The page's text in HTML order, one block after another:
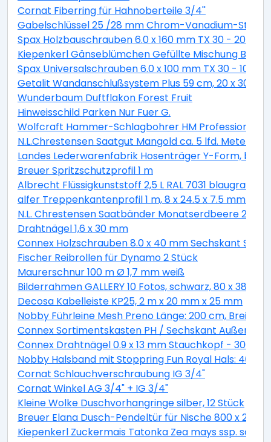
Cornat Fiberring für Hahnoberteile 3/4''
Gabelschlüssel 25 /28 mm Chrom-Vanadium-Stahl
Spax Holzbauschrauben 6.0 x 160 mm TX 30 - 20 Stk.
Kiepenkerl Gänseblümchen Gefüllte Mischung Bellis
Spax Universalschrauben 6.0 x 100 mm TX 30 - 10 Stk.
Getalit Wandanschlußsystem Plus 59 cm, 20 x 30
Wunderbaum Duftflakon Forest Fruit
Hinweisschild Parken Nur Fuer G.
Wolfcraft Hammer-Schlagbohrer HM Professional
N.L.Chrestensen Saatgut Mangold ca. 5 lfd. Meter
Landes Lederwarenfabrik Hosenträger Y-Form, breit,
Breuer Spritzschutzprofil 1 m
Albrecht Flüssigkunststoff 2,5 L RAL 7031 blaugrau
alfer Treppenkantenprofil 1 m, 8 x 24.5 x 7.5 mm
N.L. Chrestensen Saatbänder Monatserdbeere 2 m
Drahtnägel 1,6 x 30 mm
Connex Holzschrauben 8.0 x 40 mm Sechskant
Fischer Reibrollen für Dynamo 2 Stück
Maurerschnur 100 m Ø 1,7 mm weiß
Bilderrahmen GALLERY 10 Fotos, schwarz, 80 x 38 cm
Decosa Kabelleiste KP25, 2 m x 20 mm x 25 mm
Nobby Führleine Mesh Preno Länge: 200 cm, Breite:
Connex Sortimentskasten PH / Sechskant Außen -
Connex Drahtnägel 0.9 x 13 mm Stauchkopf - 300 g
Nobby Halsband mit Stoppring Fun Royal Hals: 40
Cornat Schlauchverschraubung IG 3/4"
Cornat Winkel AG 3/4" + IG 3/4"
Kleine Wolke Duschvorhangringe silber, 12 Stück
Breuer Elana Dusch-Pendeltür für Nische 800 x
Kiepenkerl Zuckermais Tatonka Zea mays ssp.